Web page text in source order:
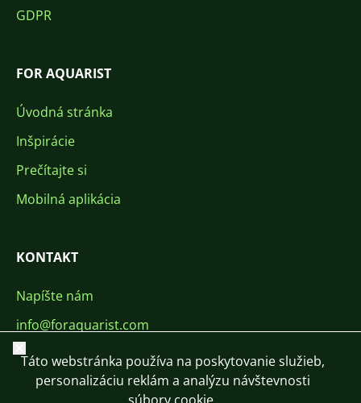
GDPR
FOR AQUARIST
Úvodná stránka
Inšpirácie
Prečítajte si
Mobilná aplikácia
KONTAKT
Napíšte nám
info@foraquarist.com
+420 603 449 602
Zavrieť
Táto webstránka používa na poskytovanie služieb,
personalizáciu reklám a analýzu návštevnosti